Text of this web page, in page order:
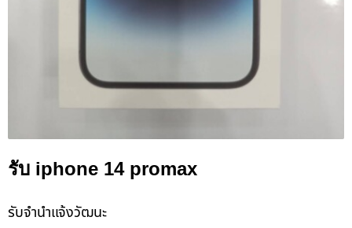
รับ iphone 14 promax
รับจํานําแจ้งวัฒนะ